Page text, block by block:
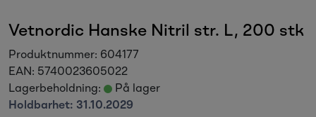
Vetnordic Hanske Nitril str. L, 200 stk
Produktnummer: 604177
EAN: 5740023605022
Lagerbeholdning:
På lager
Holdbarhet: 31.10.2029